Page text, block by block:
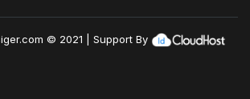
© 2021 | Support By